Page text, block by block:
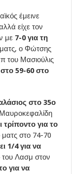
έμεινε
είχε τον
με 7-0 για τη
ο Φώτσης
του Μασιούλις
στο 59-60 στο
στο 35ο
τρίποντο για το
ματς στο 74-70
1/4 για να
Λασμ στον
για να